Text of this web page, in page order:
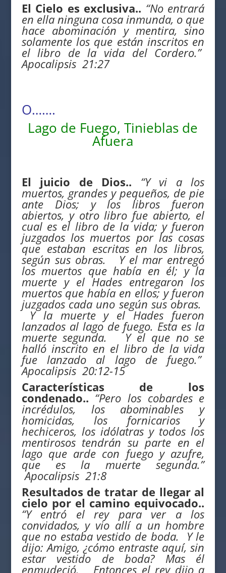
El Cielo es exclusiva.. “No entrará
en ella ninguna cosa inmunda, o que
hace abominación y mentira, sino
solamente los que están inscritos en
el libro de la vida del Cordero.”
Apocalipsis 21:27
O…….
Lago de Fuego, Tinieblas de
Afuera
El juicio de Dios.. “Y vi a los
muertos, grandes y pequeños, de pie
ante Dios; y los libros fueron
abiertos, y otro libro fue abierto, el
cual es el libro de la vida; y fueron
juzgados los muertos por las cosas
que estaban escritas en los libros,
según sus obras. Y el mar entregó
los muertos que había en él; y la
muerte y el Hades entregaron los
muertos que había en ellos; y fueron
juzgados cada uno según sus obras.
Y la muerte y el Hades fueron
lanzados al lago de fuego. Esta es la
muerte segunda. Y el que no se
halló inscrito en el libro de la vida
fue lanzado al lago de fuego.”
Apocalipsis 20:12-15
Características de los
condenado.. “Pero los cobardes e
incrédulos, los abominables y
homicidas, los fornicarios y
hechiceros, los idólatras y todos los
mentirosos tendrán su parte en el
lago que arde con fuego y azufre,
que es la muerte segunda.”
Apocalipsis 21:8
Resultados de tratar de llegar al
cielo por el camino equivocado..
“Y entró el rey para ver a los
convidados, y vio allí a un hombre
que no estaba vestido de boda. Y le
dijo: Amigo, ¿cómo entraste aquí, sin
estar vestido de boda? Mas él
enmudeció. Entonces el rey dijo a